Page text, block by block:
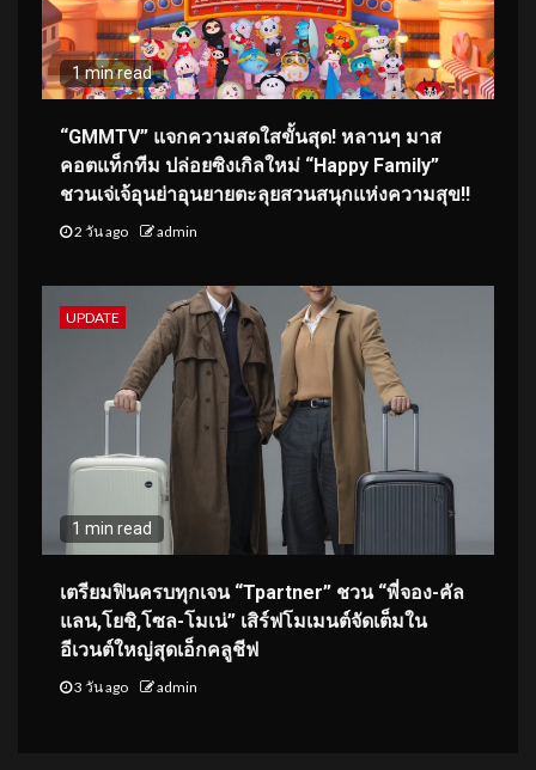
1 min read
“GMMTV” แจกความสดใสขั้นสุด! หลานๆ มาส
คอตแท็กทีม ปล่อยซิงเกิลใหม่ “Happy Family”
ชวนเจ่เจ้อุนย่าอุนยายตะลุยสวนสนุกแห่งความสุข!!
2 วัน ago admin
UPDATE
1 min read
เตรียมฟินครบทุกเจน “Tpartner” ชวน “พี่จอง-คัล
แลน,โยชิ,โซล-โมเน่” เสิร์ฟโมเมนต์จัดเต็มใน
อีเวนต์ใหญ่สุดเอ็กคลูชีฟ
3 วัน ago admin